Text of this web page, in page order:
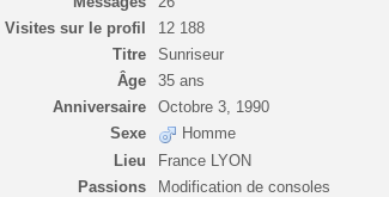
Visites sur le profil
12 188
Titre
Sunriseur
Âge
35 ans
Anniversaire
Octobre 3, 1990
Sexe
Homme
Lieu
France LYON
Passions
Modification de consoles